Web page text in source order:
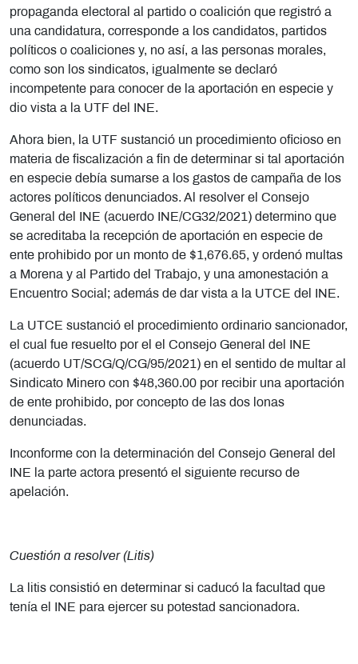
propaganda electoral al partido o coalición que registró a
una candidatura, corresponde a los candidatos, partidos
políticos o coaliciones y, no así, a las personas morales,
como son los sindicatos, igualmente se declaró
incompetente para conocer de la aportación en especie y
dio vista a la UTF del INE.
Ahora bien, la UTF sustanció un procedimiento oficioso en
materia de fiscalización a fin de determinar si tal aportación
en especie debía sumarse a los gastos de campaña de los
actores políticos denunciados. Al resolver el Consejo
General del INE (acuerdo INE/CG32/2021) determino que
se acreditaba la recepción de aportación en especie de
ente prohibido por un monto de $1,676.65, y ordenó multas
a Morena y al Partido del Trabajo, y una amonestación a
Encuentro Social; además de dar vista a la UTCE del INE.
La UTCE sustanció el procedimiento ordinario sancionador,
el cual fue resuelto por el el Consejo General del INE
(acuerdo UT/SCG/Q/CG/95/2021) en el sentido de multar al
Sindicato Minero con $48,360.00 por recibir una aportación
de ente prohibido, por concepto de las dos lonas
denunciadas.
Inconforme con la determinación del Consejo General del
INE la parte actora presentó el siguiente recurso de
apelación.
Cuestión a resolver (Litis)
La litis consistió en determinar si caducó la facultad que
tenía el INE para ejercer su potestad sancionadora.